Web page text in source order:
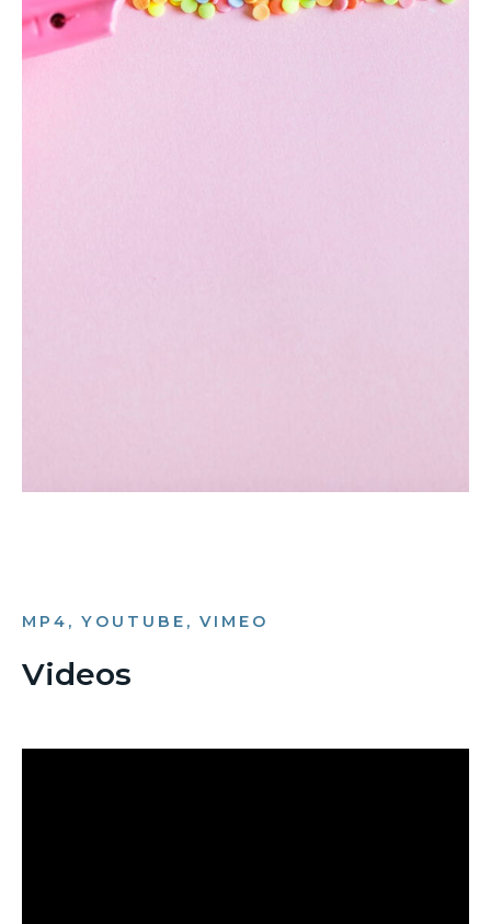
MP4, YOUTUBE, VIMEO
Videos